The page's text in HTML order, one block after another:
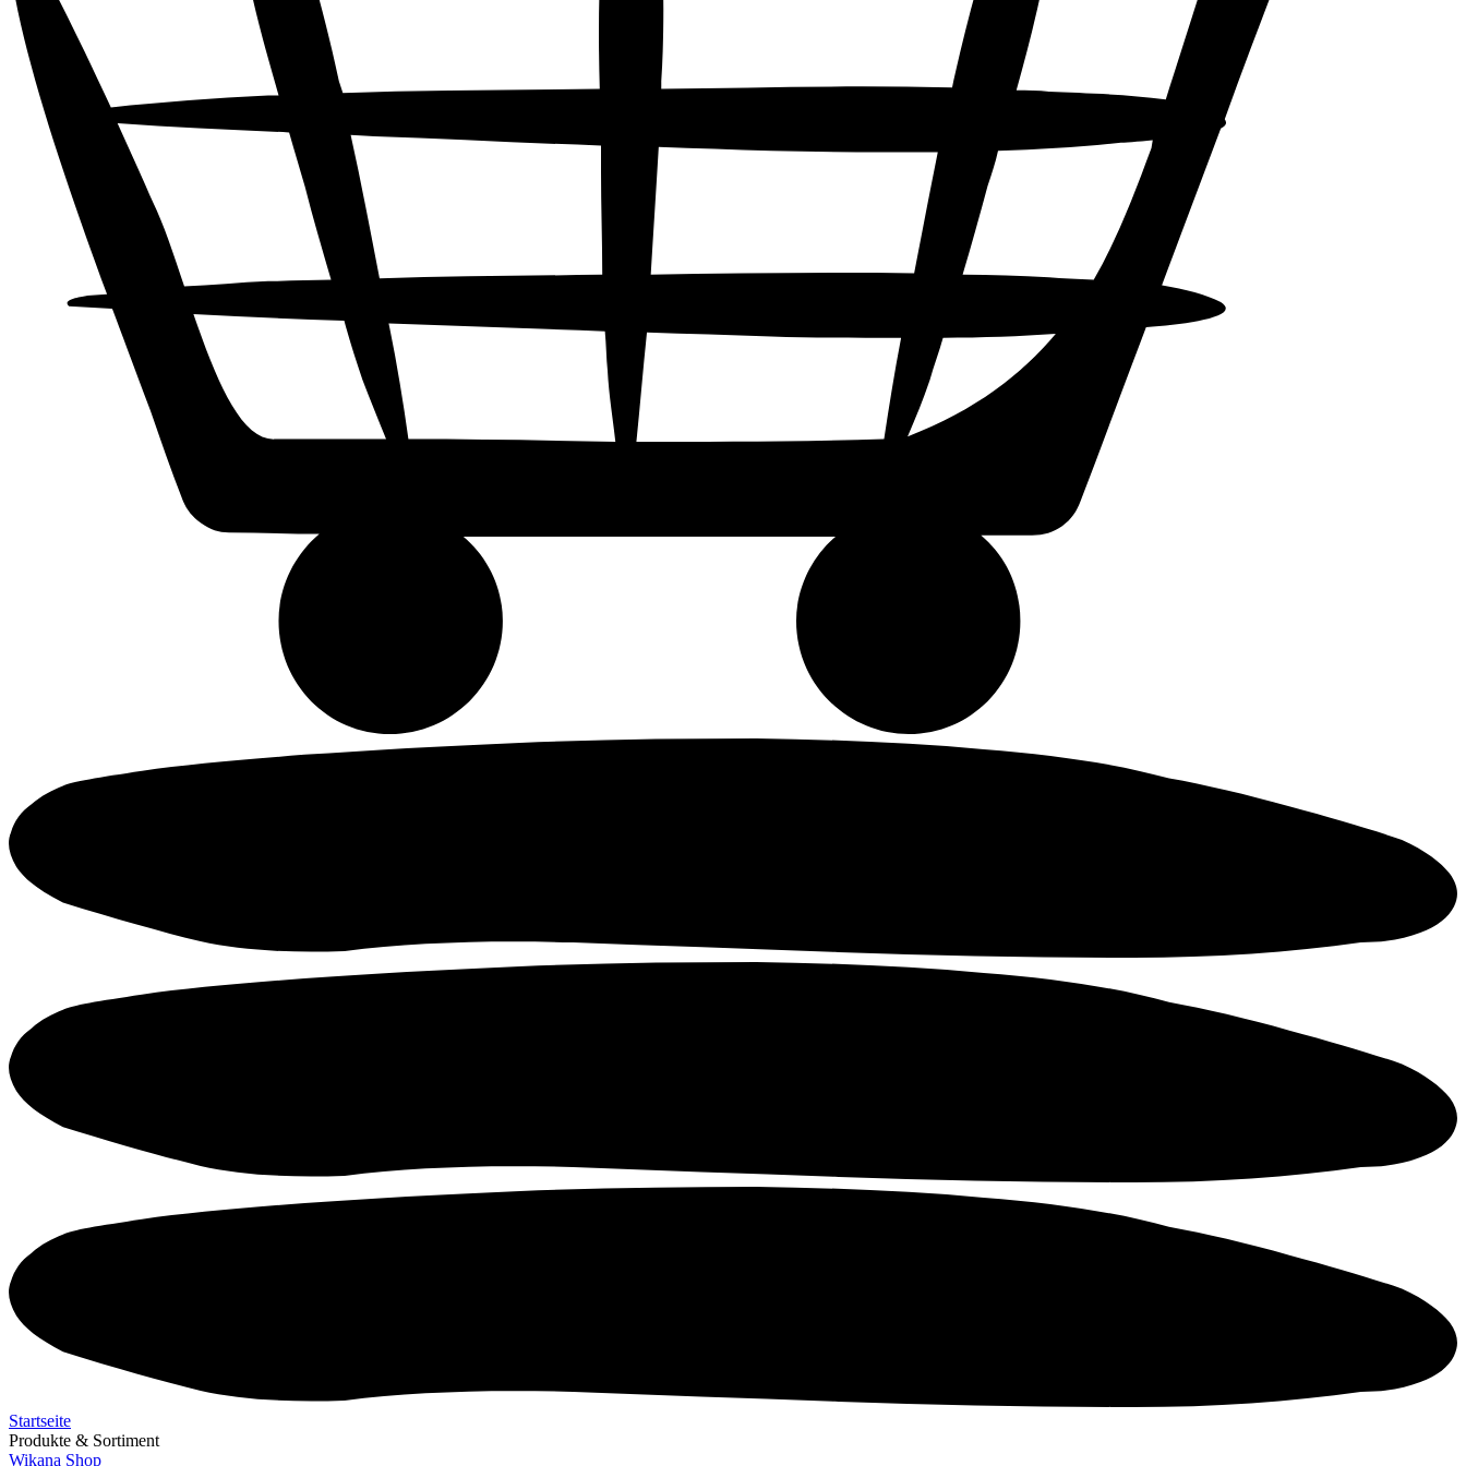
Startseite
Produkte & Sortiment
Wikana Shop